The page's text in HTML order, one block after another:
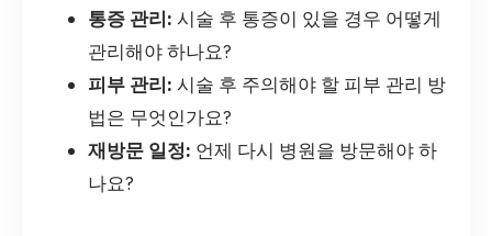
통증 관리: 시술 후 통증이 있을 경우 어떻게
관리해야 하나요?
피부 관리: 시술 후 주의해야 할 피부 관리 방
법은 무엇인가요?
재방문 일정: 언제 다시 병원을 방문해야 하
나요?